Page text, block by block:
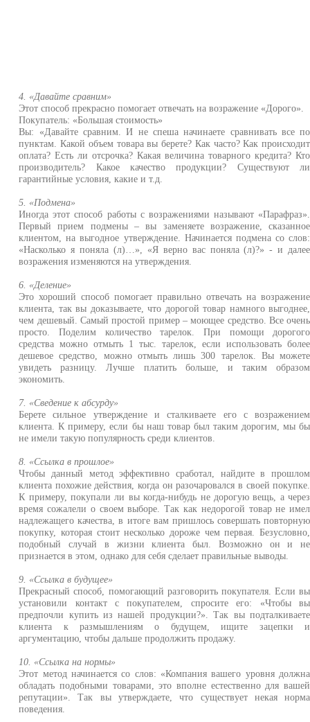
4. «Давайте сравним»
Этот способ прекрасно помогает отвечать на возражение «Дорого».
Покупатель: «Большая стоимость»
Вы: «Давайте сравним. И не спеша начинаете сравнивать все по
пунктам. Какой объем товара вы берете? Как часто? Как происходит
оплата? Есть ли отсрочка? Какая величина товарного кредита? Кто
производитель? Какое качество продукции? Существуют ли
гарантийные условия, какие и т.д.
5. «Подмена»
Иногда этот способ работы с возражениями называют «Парафраз».
Первый прием подмены – вы заменяете возражение, сказанное
клиентом, на выгодное утверждение. Начинается подмена со слов:
«Насколько я поняла (л)…», «Я верно вас поняла (л)?» - и далее
возражения изменяются на утверждения.
6. «Деление»
Это хороший способ помогает правильно отвечать на возражение
клиента, так вы доказываете, что дорогой товар намного выгоднее,
чем дешевый. Самый простой пример – моющее средство. Все очень
просто. Поделим количество тарелок. При помощи дорогого
средства можно отмыть 1 тыс. тарелок, если использовать более
дешевое средство, можно отмыть лишь 300 тарелок. Вы можете
увидеть разницу. Лучше платить больше, и таким образом
экономить.
7. «Сведение к абсурду»
Берете сильное утверждение и сталкиваете его с возражением
клиента. К примеру, если бы наш товар был таким дорогим, мы бы
не имели такую популярность среди клиентов.
8. «Ссылка в прошлое»
Чтобы данный метод эффективно сработал, найдите в прошлом
клиента похожие действия, когда он разочаровался в своей покупке.
К примеру, покупали ли вы когда-нибудь не дорогую вещь, а через
время сожалели о своем выборе. Так как недорогой товар не имел
надлежащего качества, в итоге вам пришлось совершать повторную
покупку, которая стоит несколько дороже чем первая. Безусловно,
подобный случай в жизни клиента был. Возможно он и не
признается в этом, однако для себя сделает правильные выводы.
9. «Ссылка в будущее»
Прекрасный способ, помогающий разговорить покупателя. Если вы
установили контакт с покупателем, спросите его: «Чтобы вы
предпочли купить из нашей продукции?». Так вы подталкиваете
клиента к размышлениям о будущем, ищите зацепки и
аргументацию, чтобы дальше продолжить продажу.
10. «Ссылка на нормы»
Этот метод начинается со слов: «Компания вашего уровня должна
обладать подобными товарами, это вполне естественно для вашей
репутации». Так вы утверждаете, что существует некая норма
поведения.